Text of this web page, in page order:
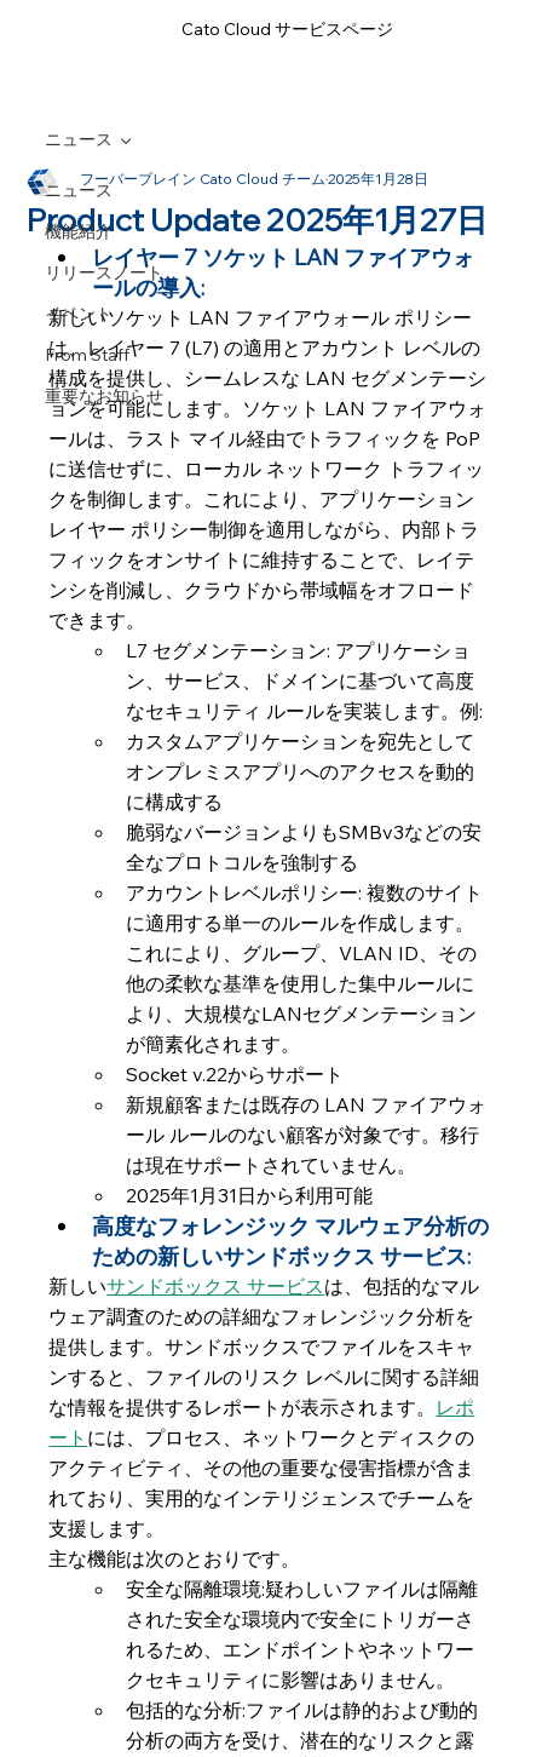
Cato Cloud サービスページ
ニュース
機能紹介
リリースノート
イベント
From Staff
重要なお知らせ
ニュース
Product Update 2025年1月27日
フーバーブレイン Cato Cloud チーム2025年1月28日
レイヤー 7 ソケット LAN ファイアウォ
ールの導入:
新しいソケット LAN ファイアウォール ポリシー
は、レイヤー 7 (L7) の適用とアカウント レベルの
構成を提供し、シームレスな LAN セグメンテーシ
ョンを可能にします。ソケット LAN ファイアウォ
ールは、ラスト マイル経由でトラフィックを PoP
に送信せずに、ローカル ネットワーク トラフィッ
クを制御します。これにより、アプリケーション
レイヤー ポリシー制御を適用しながら、内部トラ
フィックをオンサイトに維持することで、レイテ
ンシを削減し、クラウドから帯域幅をオフロード
できます。
L7 セグメンテーション: アプリケーショ
ン、サービス、ドメインに基づいて高度
なセキュリティ ルールを実装します。例:
カスタムアプリケーションを宛先として
オンプレミスアプリへのアクセスを動的
に構成する
脆弱なバージョンよりもSMBv3などの安
全なプロトコルを強制する
アカウントレベルポリシー: 複数のサイト
に適用する単一のルールを作成します。
これにより、グループ、VLAN ID、その
他の柔軟な基準を使用した集中ルールに
より、大規模なLANセグメンテーション
が簡素化されます。
Socket v.22からサポート
新規顧客または既存の LAN ファイアウォ
ール ルールのない顧客が対象です。移行
は現在サポートされていません。
2025年1月31日から利用可能
高度なフォレンジック マルウェア分析の
ための新しいサンドボックス サービス:
新しいサンドボックス サービスは、包括的なマル
ウェア調査のための詳細なフォレンジック分析を
提供します。サンドボックスでファイルをスキャ
ンすると、ファイルのリスク レベルに関する詳細
な情報を提供するレポートが表示されます。 レポ
ート には、プロセス、ネットワークとディスクの
アクティビティ、その他の重要な侵害指標が含ま
れており、実用的なインテリジェンスでチームを
支援します。
主な機能は次のとおりです。
安全な隔離環境:疑わしいファイルは隔離
された安全な環境内で安全にトリガーさ
れるため、エンドポイントやネットワー
クセキュリティに影響はありません。
包括的な分析:ファイルは静的および動的
分析の両方を受け、潜在的なリスクと露